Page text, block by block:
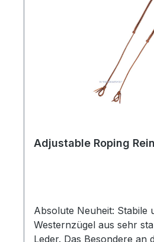
einzuschränken.Die „
Medicine Boots halten die
trocken, kühl und
Adjustable Roping
Absolute Neuheit: Stabile
Westernzügel aus sehr
Leder. Das Besondere an